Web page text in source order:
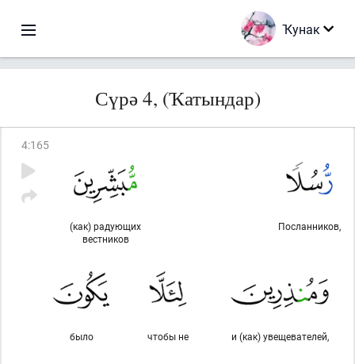
Ҡунак
Сүрә 4, (Ҡатындар)
4:165
Посланников,
(как) радующих
вестников
и (как) увещевателей,
чтобы не
было